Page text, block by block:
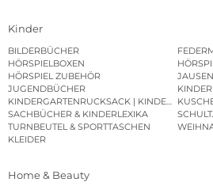
Kinder
BILDERBÜCHER
HÖRSPIELBOXEN
HÖRSPIEL ZUBEHÖR
JUGENDBÜCHER
KINDERGARTENRUCKSACK |
SACHBÜCHER & KINDERLEXIKA
TURNBEUTEL & SPORTTASCHEN
KLEIDER
Home & Beauty